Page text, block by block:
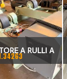
A RULLI A
SIMAC